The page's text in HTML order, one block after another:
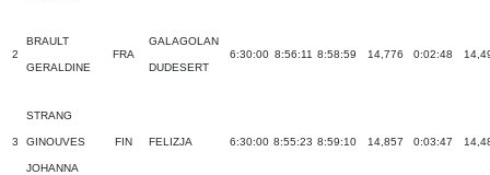
2
BRAULT
GERALDINE
FRA
GALAGOLAN
DUDESERT
6:30:00 8:56:11 8:58:59 14,776 0:02:48
3
STRANG
GINOUVES
JOHANNA
FIN FELIZJA 6:30:00 8:55:23 8:59:10 14,857 0:03:47